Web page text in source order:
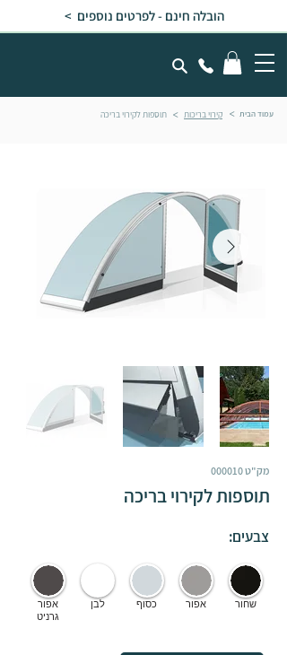
הובלה חינם - לפרטים נוספים >
תוספות לקירוי בריכה < קירוי בריכות < עמוד הבית
מק"ט 000010
תוספות לקירוי בריכה
צבעים:
שחור אפור כסוף לבן
אפור
גרניט